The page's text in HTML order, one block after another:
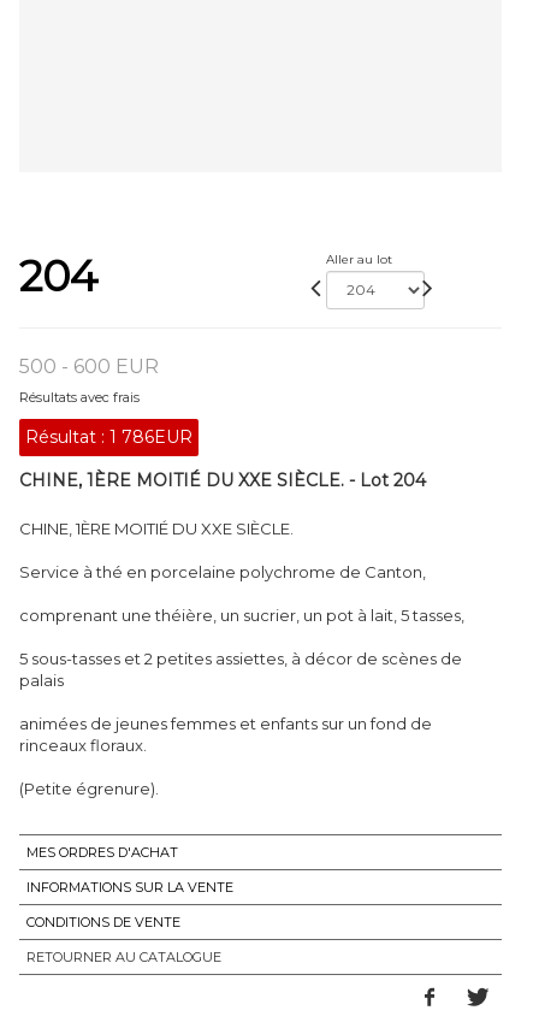
204 Aller au lot
500 - 600 EUR
Résultats avec frais
Résultat : 1 786EUR
CHINE, 1ÈRE MOITIÉ DU XXE SIÈCLE. - Lot 204
CHINE, 1ÈRE MOITIÉ DU XXE SIÈCLE.
Service à thé en porcelaine polychrome de Canton,
comprenant une théière, un sucrier, un pot à lait, 5 tasses,
5 sous-tasses et 2 petites assiettes, à décor de scènes de
palais
animées de jeunes femmes et enfants sur un fond de
rinceaux floraux.
(Petite égrenure).
MES ORDRES D'ACHAT
INFORMATIONS SUR LA VENTE
CONDITIONS DE VENTE
RETOURNER AU CATALOGUE